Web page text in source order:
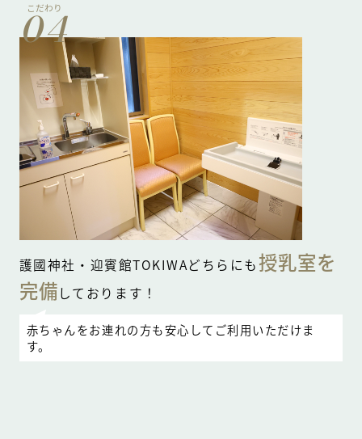
こだわり
04
護國神社・迎賓館TOKIWAどちらにも 授乳室を
完備しております！
赤ちゃんをお連れの方も安心してご利用いただけま
す。